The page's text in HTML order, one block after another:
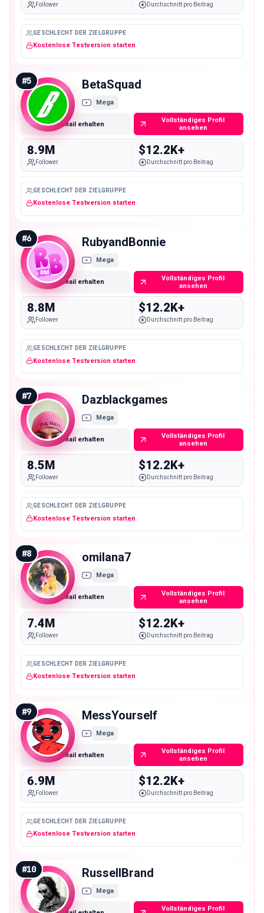
Follower Durchschnitt pro Beitrag
GESCHLECHT DER ZIELGRUPPE
Kostenlose Testversion starten
#5 BetaSquad
Mega
E-Mail erhalten
Vollständiges Profil
ansehen
8.9M
Follower
$12.2K+
Durchschnitt pro Beitrag
GESCHLECHT DER ZIELGRUPPE
Kostenlose Testversion starten
#6 RubyandBonnie
Mega
E-Mail erhalten
Vollständiges Profil
ansehen
8.8M
Follower
$12.2K+
Durchschnitt pro Beitrag
GESCHLECHT DER ZIELGRUPPE
Kostenlose Testversion starten
#7 Dazblackgames
Mega
E-Mail erhalten
Vollständiges Profil
ansehen
8.5M
Follower
$12.2K+
Durchschnitt pro Beitrag
GESCHLECHT DER ZIELGRUPPE
Kostenlose Testversion starten
#8 omilana7
Mega
E-Mail erhalten
Vollständiges Profil
ansehen
7.4M
Follower
$12.2K+
Durchschnitt pro Beitrag
GESCHLECHT DER ZIELGRUPPE
Kostenlose Testversion starten
#9 MessYourself
Mega
E-Mail erhalten
Vollständiges Profil
ansehen
6.9M
Follower
$12.2K+
Durchschnitt pro Beitrag
GESCHLECHT DER ZIELGRUPPE
Kostenlose Testversion starten
#10 RussellBrand
Mega
Vollständiges Profil